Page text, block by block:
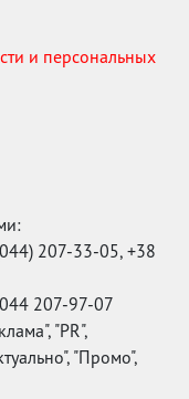
и персональных
207-33-05, +38
207-97-07
"PR",
"Промо",